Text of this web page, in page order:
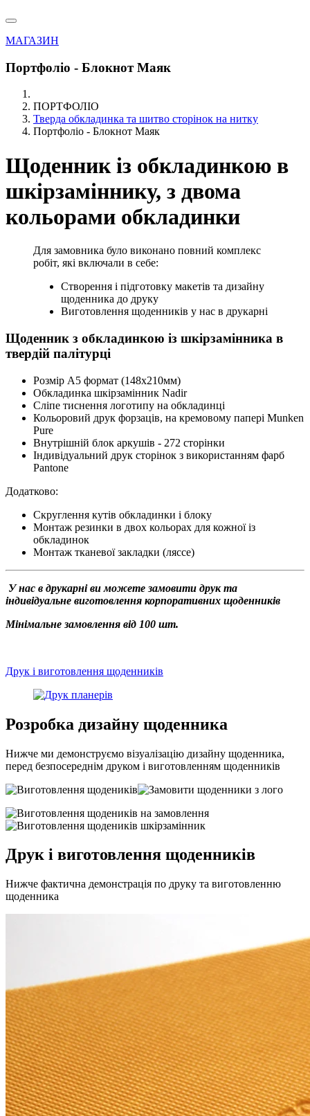
МАГАЗИН
Портфоліо - Блокнот Маяк
ПОРТФОЛІО
Тверда обкладинка та шитво сторінок на нитку
Портфоліо - Блокнот Маяк
Щоденник із обкладинкою в
шкірзаміннику, з двома
кольорами обкладинки
Для замовника було виконано повний комплекс
робіт, які включали в себе:
Створення і підготовку макетів та дизайну
щоденника до друку
Виготовлення щоденників у нас в друкарні
Щоденник з обкладинкою із шкірзамінника в
твердій палітурці
Розмір А5 формат (148х210мм)
Обкладинка шкірзамінник Nadir
Сліпе тиснення логотипу на обкладинці
Кольоровий друк форзаців, на кремовому папері Munken
Pure
Внутрішній блок аркушів - 272 сторінки
Індивідуальний друк сторінок з використанням фарб
Pantone
Додатково:
Скруглення кутів обкладинки і блоку
Монтаж резинки в двох кольорах для кожної із
обкладинок
Монтаж тканевої закладки (ляссе)
У нас в друкарні ви можете замовити друк та
індивідуальне виготовлення корпоративних щоденників
Мінімальне замовлення від 100 шт.
Друк і виготовлення щоденників
Розробка дизайну щоденника
Нижче ми демонструємо візуалізацію дизайну щоденника,
перед безпосереднім друком і виготовленням щоденників
Друк і виготовлення щоденників
Нижче фактична демонстрація по друку та виготовленню
щоденника